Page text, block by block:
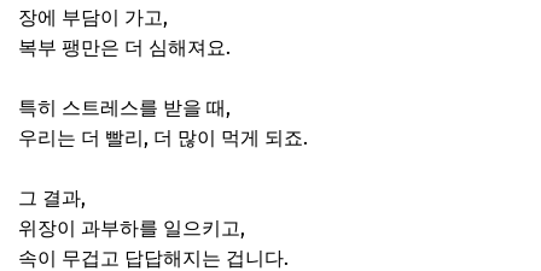
장에 부담이 가고,
복부 팽만은 더 심해져요.
특히 스트레스를 받을 때,
우리는 더 빨리, 더 많이 먹게 되죠.
그 결과,
위장이 과부하를 일으키고,
속이 무겁고 답답해지는 겁니다.